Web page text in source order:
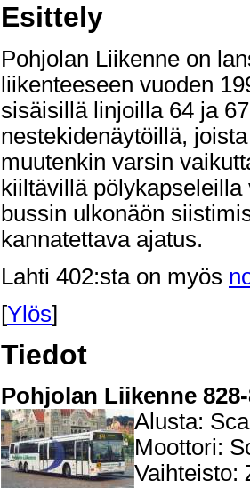
Esittely
Pohjolan Liikenne on
liikenteeseen vuoden
sisäisillä linjoilla 64 ja
nestekidenäytöillä,
muutenkin varsin
kiiltävillä
bussin ulkonäön
kannatettava ajatus.
Lahti 402:sta on myös
[Ylös]
Tiedot
Pohjolan Liikenne 828-
Alusta:
Moottori:
Vaihteisto: